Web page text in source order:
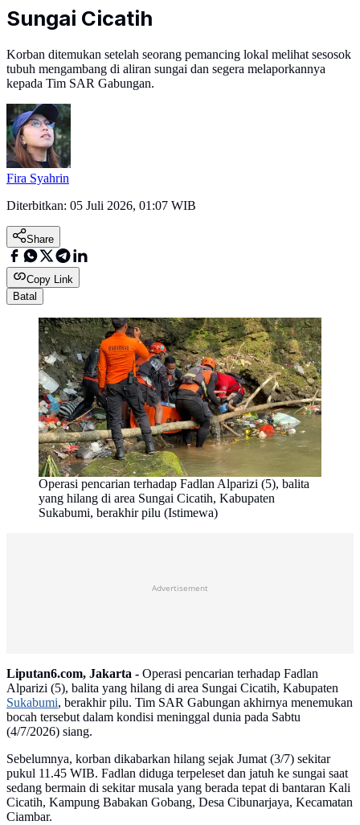
Sungai Cicatih
Korban ditemukan setelah seorang pemancing lokal melihat sesosok
tubuh mengambang di aliran sungai dan segera melaporkannya
kepada Tim SAR Gabungan.
Fira Syahrin
Diterbitkan: 05 Juli 2026, 01:07 WIB
Share
Copy Link
Batal
Operasi pencarian terhadap Fadlan Alparizi (5), balita
yang hilang di area Sungai Cicatih, Kabupaten
Sukabumi, berakhir pilu (Istimewa)
Advertisement
Liputan6.com, Jakarta - Operasi pencarian terhadap Fadlan
Alparizi (5), balita yang hilang di area Sungai Cicatih, Kabupaten
Sukabumi, berakhir pilu. Tim SAR Gabungan akhirnya menemukan
bocah tersebut dalam kondisi meninggal dunia pada Sabtu
(4/7/2026) siang.
Sebelumnya, korban dikabarkan hilang sejak Jumat (3/7) sekitar
pukul 11.45 WIB. Fadlan diduga terpeleset dan jatuh ke sungai saat
sedang bermain di sekitar musala yang berada tepat di bantaran Kali
Cicatih, Kampung Babakan Gobang, Desa Cibunarjaya, Kecamatan
Ciambar.